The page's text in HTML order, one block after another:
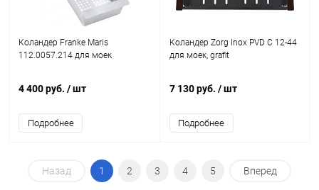
Коландер Franke Maris
112.0057.214 для моек
4 400 руб. / шт
Подробнее
Коландер Zorg Inox PVD C 12-44
для моек, grafit
7 130 руб. / шт
Подробнее
Назад 1 2 3 4 5 Вперед